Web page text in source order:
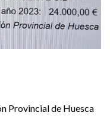
Provincial de Huesca